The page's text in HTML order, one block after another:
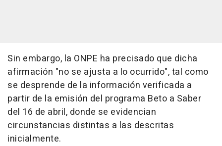
Sin embargo, la ONPE ha precisado que dicha
afirmación "no se ajusta a lo ocurrido", tal como
se desprende de la información verificada a
partir de la emisión del programa Beto a Saber
del 16 de abril, donde se evidencian
circunstancias distintas a las descritas
inicialmente.